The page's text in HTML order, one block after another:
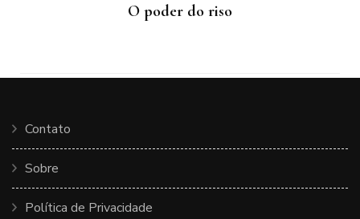
O poder do riso
Contato
Sobre
Política de Privacidade